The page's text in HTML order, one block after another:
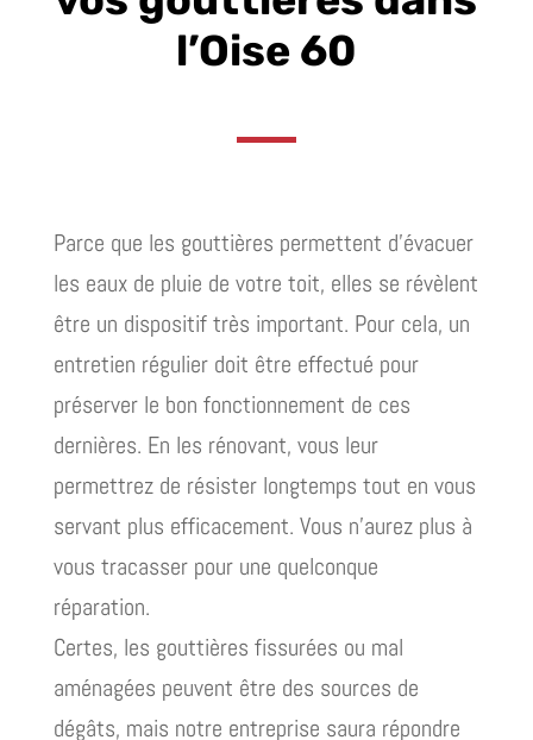
l’Oise 60
Parce que les gouttières permettent d’évacuer
les eaux de pluie de votre toit, elles se révèlent
être un dispositif très important. Pour cela, un
entretien régulier doit être effectué pour
préserver le bon fonctionnement de ces
dernières. En les rénovant, vous leur
permettrez de résister longtemps tout en vous
servant plus efficacement. Vous n’aurez plus à
vous tracasser pour une quelconque
réparation.
Certes, les gouttières fissurées ou mal
aménagées peuvent être des sources de
dégâts, mais notre entreprise saura répondre